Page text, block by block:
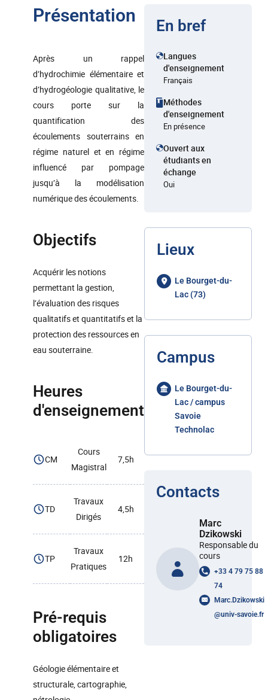
Présentation
Après un rappel
d’hydrochimie élémentaire et
d’hydrogéologie qualitative, le
cours porte sur la
quantification des
écoulements souterrains en
régime naturel et en régime
influencé par pompage
jusqu’à la modélisation
numérique des écoulements.
Objectifs
Acquérir les notions
permettant la gestion,
l’évaluation des risques
qualitatifs et quantitatifs et la
protection des ressources en
eau souterraine.
Heures
d'enseignement
CM
Cours
Magistral
7,5h
TD
Travaux
Dirigés
4,5h
TP
Travaux
Pratiques
12h
Pré-requis
obligatoires
Géologie élémentaire et
structurale, cartographie,
En bref
Langues
d'enseignement
Français
Méthodes
d'enseignement
En présence
Ouvert aux
étudiants en
échange
Oui
Lieux
Le Bourget-du-
Lac (73)
Campus
Le Bourget-du-
Lac / campus
Savoie
Technolac
Contacts
Marc
Dzikowski
Responsable du
cours
+33 4 79 75 88
74
Marc.Dzikowski
@univ-savoie.fr